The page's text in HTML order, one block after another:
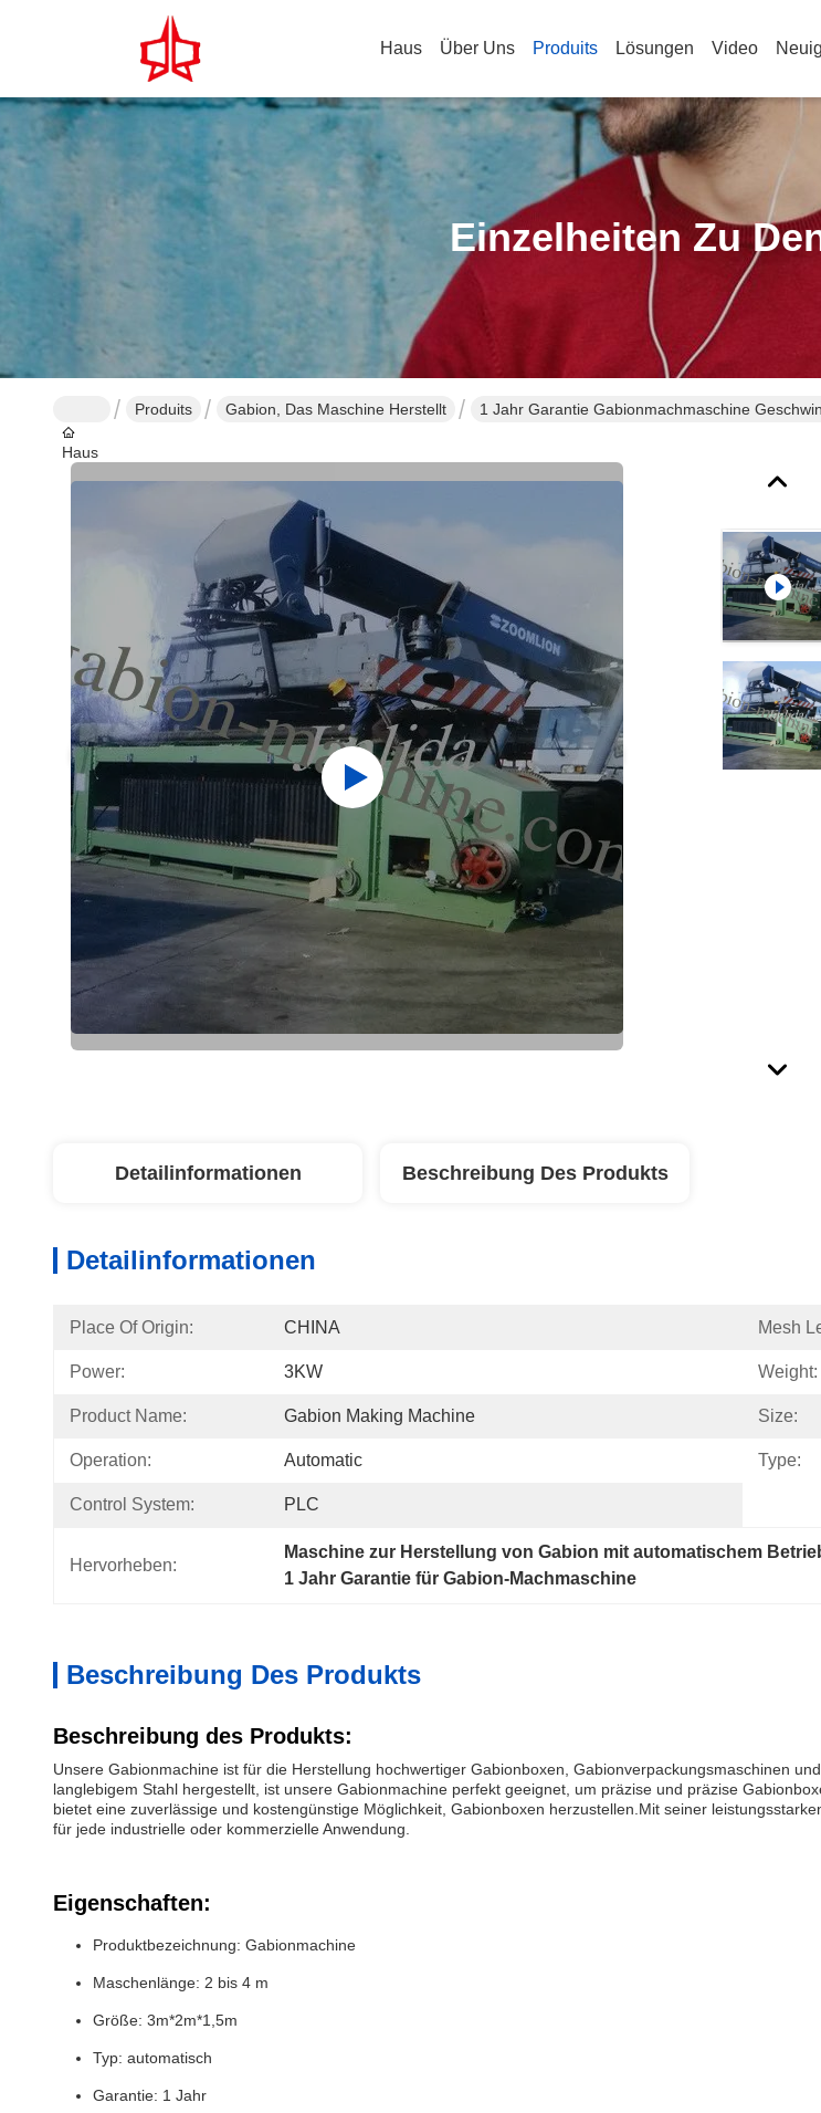
Haus Über Uns Produits Lösungen Video
Einzelheiten Zu
Haus
Produits Gabion, Das Maschine Herstellt 1 Jahr Garantie Gabionmachmaschine
Detailinformationen Beschreibung Des Produkts
Detailinformationen
Place Of Origin: CHINA Mesh
Power: 3KW Weight:
Product Name: Gabion Making Machine Size:
Operation: Automatic Type:
Control System: PLC
Hervorheben:
Maschine zur Herstellung von Gabion mit automatischem
1 Jahr Garantie für Gabion-Machmaschine
Beschreibung Des Produkts
Beschreibung des Produkts:
Unsere Gabionmachine ist für die Herstellung hochwertiger Gabionboxen, Gabionverpackungsmaschinen
langlebigem Stahl hergestellt, ist unsere Gabionmachine perfekt geeignet, um präzise und präzise
bietet eine zuverlässige und kostengünstige Möglichkeit, Gabionboxen herzustellen.Mit seiner
für jede industrielle oder kommerzielle Anwendung.
Eigenschaften:
Produktbezeichnung: Gabionmachine
Maschenlänge: 2 bis 4 m
Größe: 3m*2m*1,5m
Typ: automatisch
Garantie: 1 Jahr